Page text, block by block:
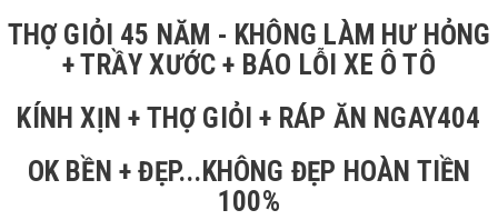
THỢ GIỎI 45 NĂM - KHÔNG LÀM HƯ HỎNG
+ TRẦY XƯỚC + BÁO LỖI XE Ô TÔ
KÍNH XỊN + THỢ GIỎI + RÁP ĂN NGAY404
OK BỀN + ĐẸP...KHÔNG ĐẸP HOÀN TIỀN
100%